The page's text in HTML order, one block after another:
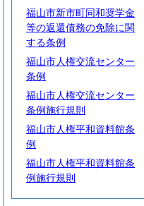
福山市新市町同和奨学金
等の返還債務の免除に関
する条例
福山市人権交流センター
条例
福山市人権交流センター
条例施行規則
福山市人権平和資料館条
例
福山市人権平和資料館条
例施行規則